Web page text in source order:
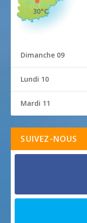
30°C
Dimanche 09
Lundi 10
Mardi 11
SUIVEZ-NOUS